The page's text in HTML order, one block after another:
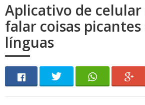
Aplicativo de celular
falar coisas
línguas